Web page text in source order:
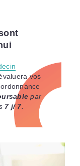
vos
par
7 j/ 7.